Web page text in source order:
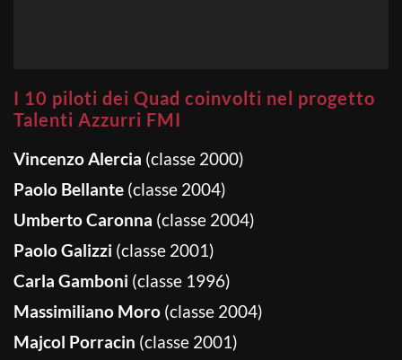
I 10 piloti dei Quad coinvolti nel progetto
Talenti Azzurri FMI
Vincenzo Alercia (classe 2000)
Paolo Bellante (classe 2004)
Umberto Caronna (classe 2004)
Paolo Galizzi (classe 2001)
Carla Gamboni (classe 1996)
Massimiliano Moro (classe 2004)
Majcol Porracin (classe 2001)